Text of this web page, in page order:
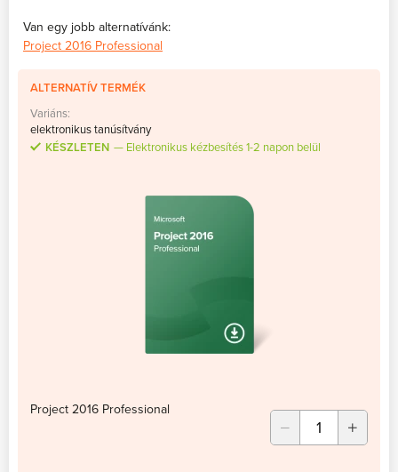
Van egy jobb alternatívánk:
Project 2016 Professional
ALTERNATÍV TERMÉK
Variáns:
elektronikus tanúsítvány
KÉSZLETEN
Elektronikus kézbesítés 1-2 napon belül
Project 2016 Professional